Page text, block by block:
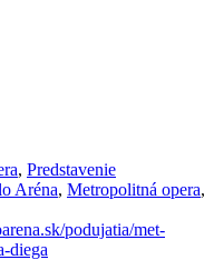
, Predstavenie
Aréna, Metropolitná opera,
podujatia/met-
diega